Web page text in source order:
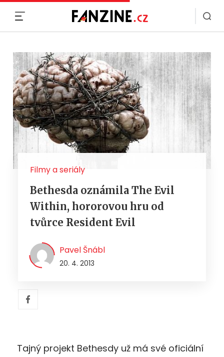
Filmy a seriály
Bethesda oznámila The Evil
Within, hororovou hru od
tvůrce Resident Evil
Pavel Šnábl
20. 4. 2013
Tajný projekt Bethesdy už má své oficiální